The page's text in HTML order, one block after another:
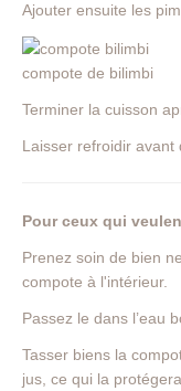
Ajouter ensuite les
compote de bilimbi
Terminer la cuisson
Laisser refroidir avant
Pour ceux qui
Prenez soin de bien
compote à l'intérieur.
Passez le dans l’eau
Tasser biens la
jus, ce qui la